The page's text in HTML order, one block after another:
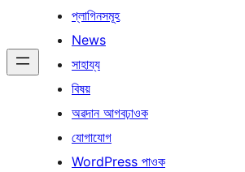
প্লাগিনসমূহ
News
সাহায্য
বিষয়
অৱদান আগবঢ়াওক
যোগাযোগ
WordPress পাওক